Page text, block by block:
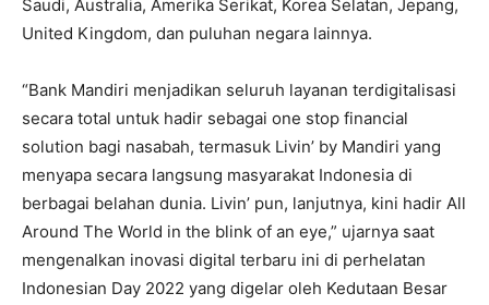
Saudi, Australia, Amerika Serikat, Korea Selatan, Jepang,
United Kingdom, dan puluhan negara lainnya.
“Bank Mandiri menjadikan seluruh layanan terdigitalisasi
secara total untuk hadir sebagai one stop financial
solution bagi nasabah, termasuk Livin’ by Mandiri yang
menyapa secara langsung masyarakat Indonesia di
berbagai belahan dunia. Livin’ pun, lanjutnya, kini hadir All
Around The World in the blink of an eye,” ujarnya saat
mengenalkan inovasi digital terbaru ini di perhelatan
Indonesian Day 2022 yang digelar oleh Kedutaan Besar